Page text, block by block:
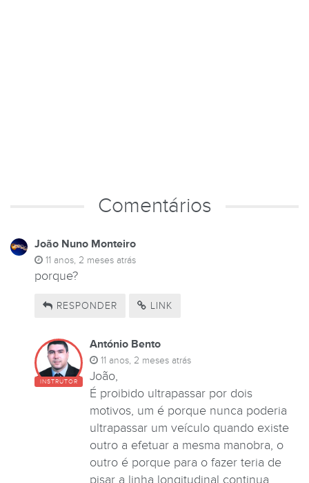
Comentários
João Nuno Monteiro
11 anos, 2 meses atrás
porque?
RESPONDER LINK
INSTRUTOR
António Bento
11 anos, 2 meses atrás
João,
É proibido ultrapassar por dois
motivos, um é porque nunca poderia
ultrapassar um veículo quando existe
outro a efetuar a mesma manobra, o
outro é porque para o fazer teria de
pisar a linha longitudinal continua